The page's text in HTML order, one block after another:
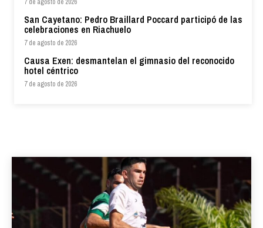
San Cayetano: Pedro Braillard Poccard participó de las
celebraciones en Riachuelo
7 de agosto de 2026
Causa Exen: desmantelan el gimnasio del reconocido
hotel céntrico
7 de agosto de 2026